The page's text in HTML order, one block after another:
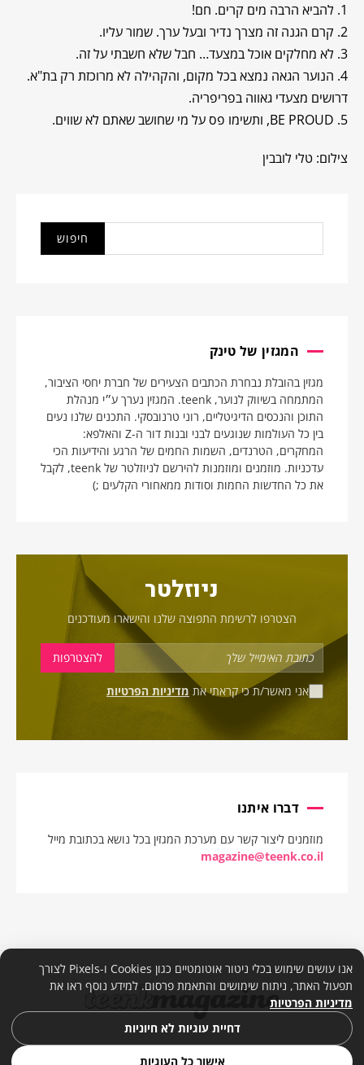
1. להביא הרבה מים קרים. חם!
2. קרם הגנה זה מצרך נדיר ובעל ערך. שמור עליו.
3. לא מחלקים אוכל במצעד… חבל שלא חשבתי על זה.
4. הנוער הגאה נמצא בכל מקום, והקהילה לא מרוכזת רק בת"א.
דרושים מצעדי גאווה בפריפריה.
5. BE PROUD, ותשימו פס על מי שחושב שאתם לא שווים.
צילום: טלי לובבין
המגזין של טינק
מגזין בהובלת נבחרת הכתבים הצעירים של חברת יחסי הציבור,
המתמחה בשיווק לנוער, teenk. המגזין נערך ע״י מנהלת
התוכן והנכסים הדיגיטליים, רוני טרנובסקי. התכנים שלנו נעים
בין כל העולמות שנוגעים לבני ובנות דור ה-Z והאלפא:
המחקרים, הטרנדים, השמות החמים של הרגע והידיעות הכי
עדכניות. מוזמנים ומוזמנות להירשם לניוזלטר של teenk, לקבל
את כל החדשות החמות וסודות ממאחורי הקלעים ;)
ניוזלטר
הצטרפו לרשימת התפוצה שלנו והישארו מעודכנים
אני מאשר/ת כי קראתי את מדיניות הפרטיות
דברו איתנו
מוזמנים ליצור קשר עם מערכת המגזין בכל נושא בכתובת מייל
magazine@teenk.co.il
אנו עושים שימוש בכלי ניטור אוטומטיים כגון Cookies ו-Pixels לצורך
תפעול האתר, ניתוח שימושים והתאמת פרסום. למידע נוסף ראו את
מדיניות הפרטיות
דחיית עוגיות לא חיוניות
אישור כל העוגיות